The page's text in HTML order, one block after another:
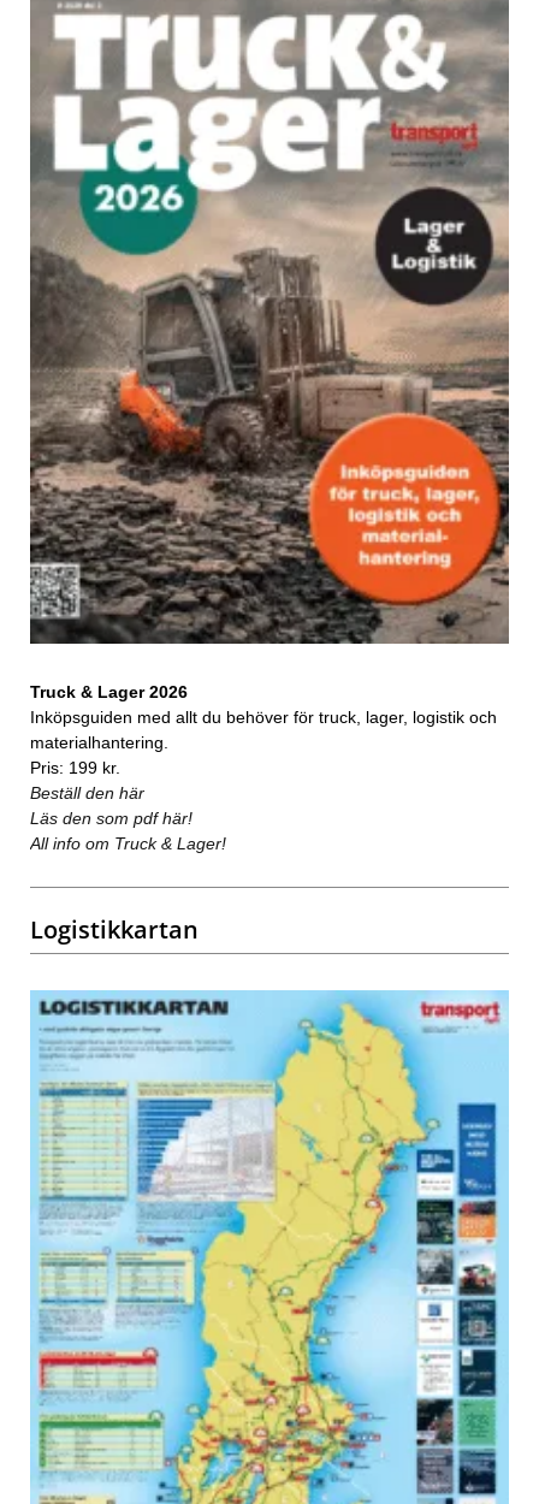
Truck & Lager 2026
Inköpsguiden med allt du behöver för truck, lager, logistik och
materialhantering.
Pris: 199 kr.
Beställ den här
Läs den som pdf här!
All info om Truck & Lager!
Logistikkartan